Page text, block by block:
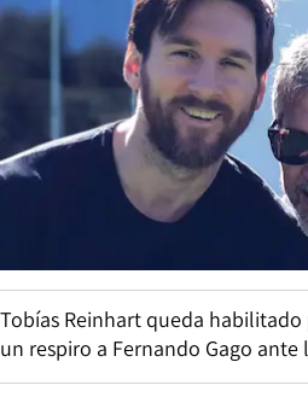
Tobías Reinhart queda habilitado
un respiro a Fernando Gago